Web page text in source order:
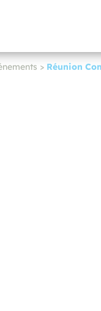
> Réunion